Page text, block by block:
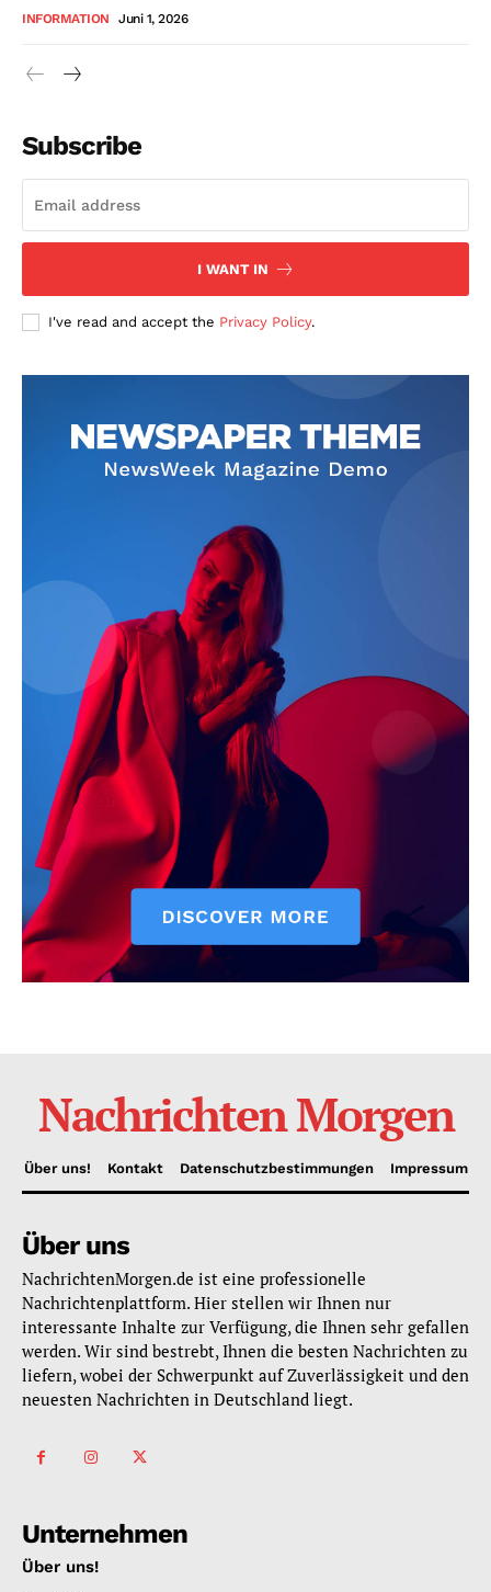
INFORMATION Juni 1, 2026
Subscribe
I WANT IN
I've read and accept the Privacy Policy.
Nachrichten Morgen
Über uns! Kontakt Datenschutzbestimmungen Impressum
Über uns
NachrichtenMorgen.de ist eine professionelle
Nachrichtenplattform. Hier stellen wir Ihnen nur
interessante Inhalte zur Verfügung, die Ihnen sehr gefallen
werden. Wir sind bestrebt, Ihnen die besten Nachrichten zu
liefern, wobei der Schwerpunkt auf Zuverlässigkeit und den
neuesten Nachrichten in Deutschland liegt.
Unternehmen
Über uns!